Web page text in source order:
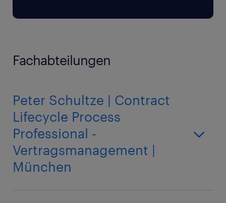
Fachabteilungen
Peter Schultze | Contract
Lifecycle Process
Professional -
Vertragsmanagement |
München